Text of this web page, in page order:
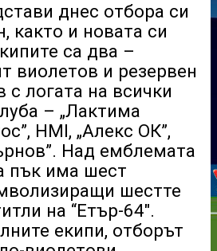
днес отбора си
както и новата си
са два –
виолетов и резервен
с логата на всички
– „Лактима
НМI, „Алекс ОК”,
Над емблемата
пък има шест
шестте
на “Етър-64″.
екипи, отборът